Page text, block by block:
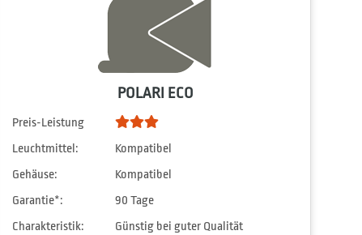
POLARI ECO
Preis-Leistung
Leuchtmittel:
Kompatibel
Gehäuse:
Kompatibel
Garantie*:
90 Tage
Charakteristik:
Günstig bei guter Qualität